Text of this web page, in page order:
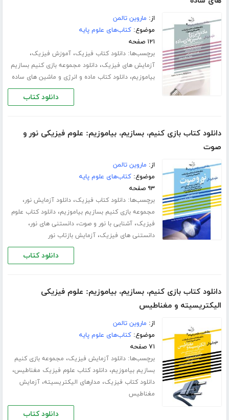
از: ماروین تالمن
موضوع:کتاب‌های علوم پایه
۱۲۱ صفحه
برچسب‌ها:دانلود کتاب فیزیک،آموزش فیزیک،
آزمایش های فیزیک،دانلود مجموعه بازی کنیم بسازیم
بیاموزیم،دانلود کتاب ماده و انرژی و ماشین های ساده
دانلود کتاب
دانلود کتاب بازی کنیم، بسازیم، بیاموزیم: علوم فیزیکی نور و
صوت
از: ماروین تالمن
موضوع:کتاب‌های علوم پایه
۹۳ صفحه
برچسب‌ها:دانلود کتاب فیزیک،دانلود آزمایش نور،
مجموعه بازی کنیم بسازیم بیاموزیم،دانلود کتاب علوم
فیزیک،آشنایی با نور و صوت،دانستنی های نور،
دانستنی های فیزیک،آزمایش بازتاب نور
دانلود کتاب
دانلود کتاب بازی کنیم، بسازیم، بیاموزیم: علوم فیزیکی
الیکتریسیته و مغناطیس
از: ماروین تالمن
موضوع:کتاب‌های علوم پایه
۷۱ صفحه
برچسب‌ها:دانلود آزمایش فیزیک، مجموعه بازی کنیم
بسازیم بیاموزیم،دانلود کتاب علوم فیزیک مغناطیس،
دانلود کتاب فیزیک، مدارهای الیکتریسیته،آزمایش
مغناطیس
دانلود کتاب